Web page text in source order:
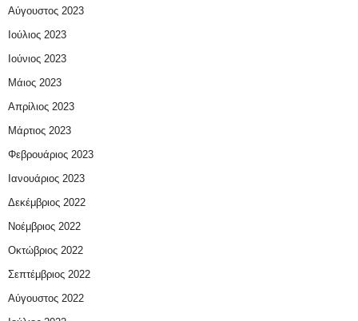
Αύγουστος 2023
Ιούλιος 2023
Ιούνιος 2023
Μάιος 2023
Απρίλιος 2023
Μάρτιος 2023
Φεβρουάριος 2023
Ιανουάριος 2023
Δεκέμβριος 2022
Νοέμβριος 2022
Οκτώβριος 2022
Σεπτέμβριος 2022
Αύγουστος 2022